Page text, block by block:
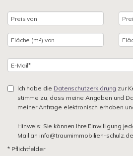
Ich habe die Datenschutzerklärung zur
stimme zu, dass meine Angaben und
meiner Anfrage elektronisch erhoben
Hinweis: Sie können Ihre Einwilligung
Mail an info@traumimmobilien-
* Pflichtfelder